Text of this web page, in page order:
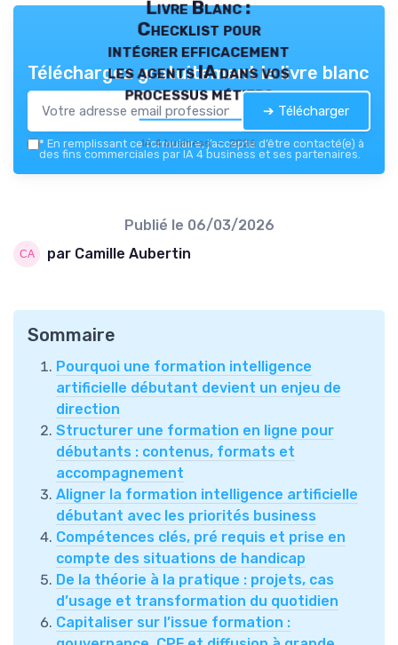
Livre Blanc :
Checklist pour
intégrer efficacement
les agents IA dans vos
processus métiers
IA 4 business — 2026
Téléchargez gratuitement le livre blanc
➔ Télécharger
* En remplissant ce formulaire, j’accepte d’être contacté(e) à
des fins commerciales par IA 4 business et ses partenaires.
Publié le 06/03/2026
par Camille Aubertin
Sommaire
Pourquoi une formation intelligence
artificielle débutant devient un enjeu de
direction
Structurer une formation en ligne pour
débutants : contenus, formats et
accompagnement
Aligner la formation intelligence artificielle
débutant avec les priorités business
Compétences clés, pré requis et prise en
compte des situations de handicap
De la théorie à la pratique : projets, cas
d’usage et transformation du quotidien
Capitaliser sur l’issue formation :